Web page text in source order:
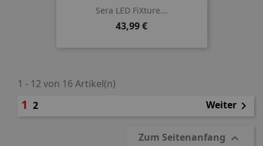
Sera LED FiXture...
Preis
43,99 €
1 - 12 von 16 Artikel(n)
1 2 Weiter 
Zum Seitenanfang 